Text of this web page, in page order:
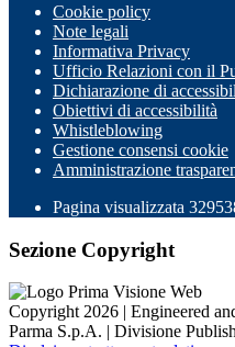
Cookie policy
Note legali
Informativa Privacy
Ufficio Relazioni con il
Dichiarazione di
Obiettivi di accessibilità
Whistleblowing
Gestione consensi cookie
Amministrazione
Pagina visualizzata
Sezione Copyright
Copyright 2026 | Engineered
Parma S.p.A. | Divisione